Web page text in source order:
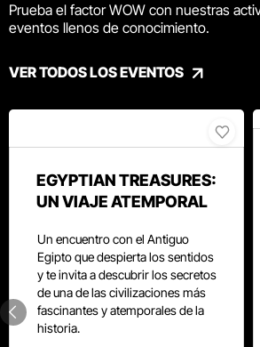
Prueba el factor WOW con nuestras
eventos llenos de conocimiento.
VER TODOS LOS EVENTOS
EGYPTIAN TREASURES:
UN VIAJE ATEMPORAL
Un encuentro con el Antiguo
Egipto que despierta los sentidos
y te invita a descubrir los secretos
de una de las civilizaciones más
fascinantes y atemporales de la
historia.